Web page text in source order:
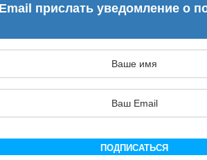
прислать уведомление о
ПОДПИСАТЬСЯ